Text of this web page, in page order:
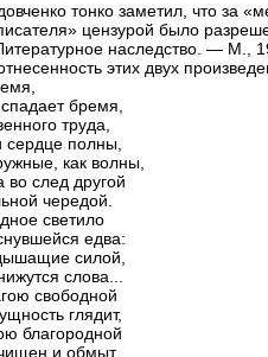
тонко заметил, что за
цензурой было
наследство. —
этих двух
бремя,
труда,
сердце полны,
как волны,
след другой
чередой.
светило
едва:
силой,
слова...
свободной
глядит,
благородной
и обмыт.